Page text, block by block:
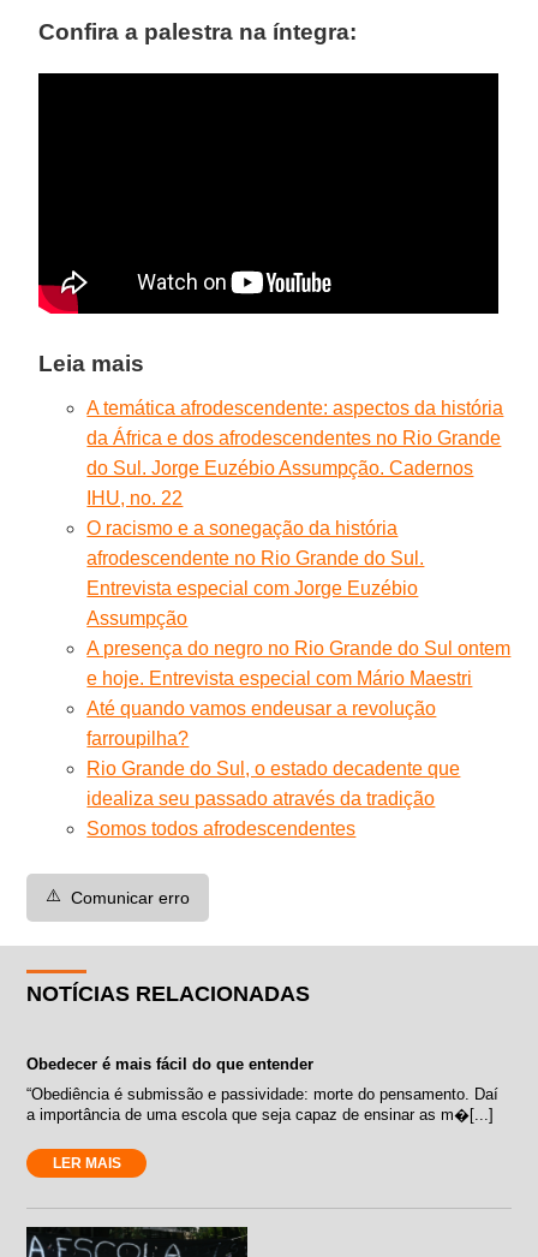
Confira a palestra na íntegra:
Leia mais
A temática afrodescendente: aspectos da história
da África e dos afrodescendentes no Rio Grande
do Sul. Jorge Euzébio Assumpção. Cadernos
IHU, no. 22
O racismo e a sonegação da história
afrodescendente no Rio Grande do Sul.
Entrevista especial com Jorge Euzébio
Assumpção
A presença do negro no Rio Grande do Sul ontem
e hoje. Entrevista especial com Mário Maestri
Até quando vamos endeusar a revolução
farroupilha?
Rio Grande do Sul, o estado decadente que
idealiza seu passado através da tradição
Somos todos afrodescendentes
⚠️ Comunicar erro
NOTÍCIAS RELACIONADAS
Obedecer é mais fácil do que entender
“Obediência é submissão e passividade: morte do pensamento. Daí
a importância de uma escola que seja capaz de ensinar as m�[...]
LER MAIS